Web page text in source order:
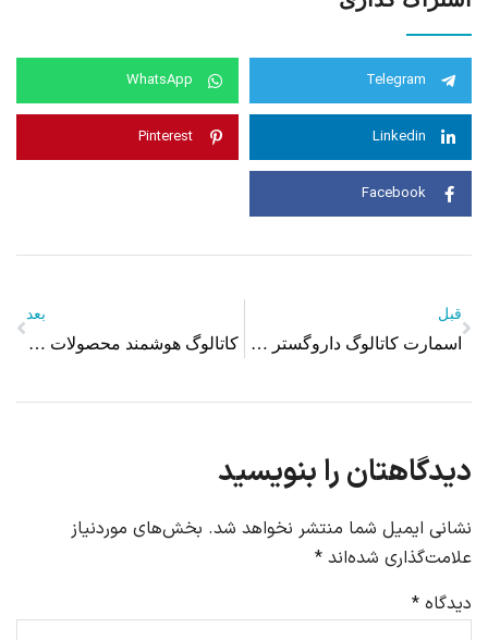
Telegram
WhatsApp
Linkedin
Pinterest
Facebook
قبل
اسمارت کاتالوگ داروگستر باریج اسانس
بعد
کاتالوگ هوشمند محصولات آرایشی دیوراما
دیدگاهتان را بنویسید
نشانی ایمیل شما منتشر نخواهد شد. بخش‌های موردنیاز
علامت‌گذاری شده‌اند *
دیدگاه *